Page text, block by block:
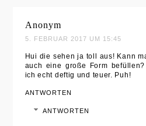
Anonym
5. FEBRUAR 2017 UM 15:45
Hui die sehen ja toll aus! Kann
auch eine große Form
ich echt deftig und teuer. Puh!
ANTWORTEN
ANTWORTEN